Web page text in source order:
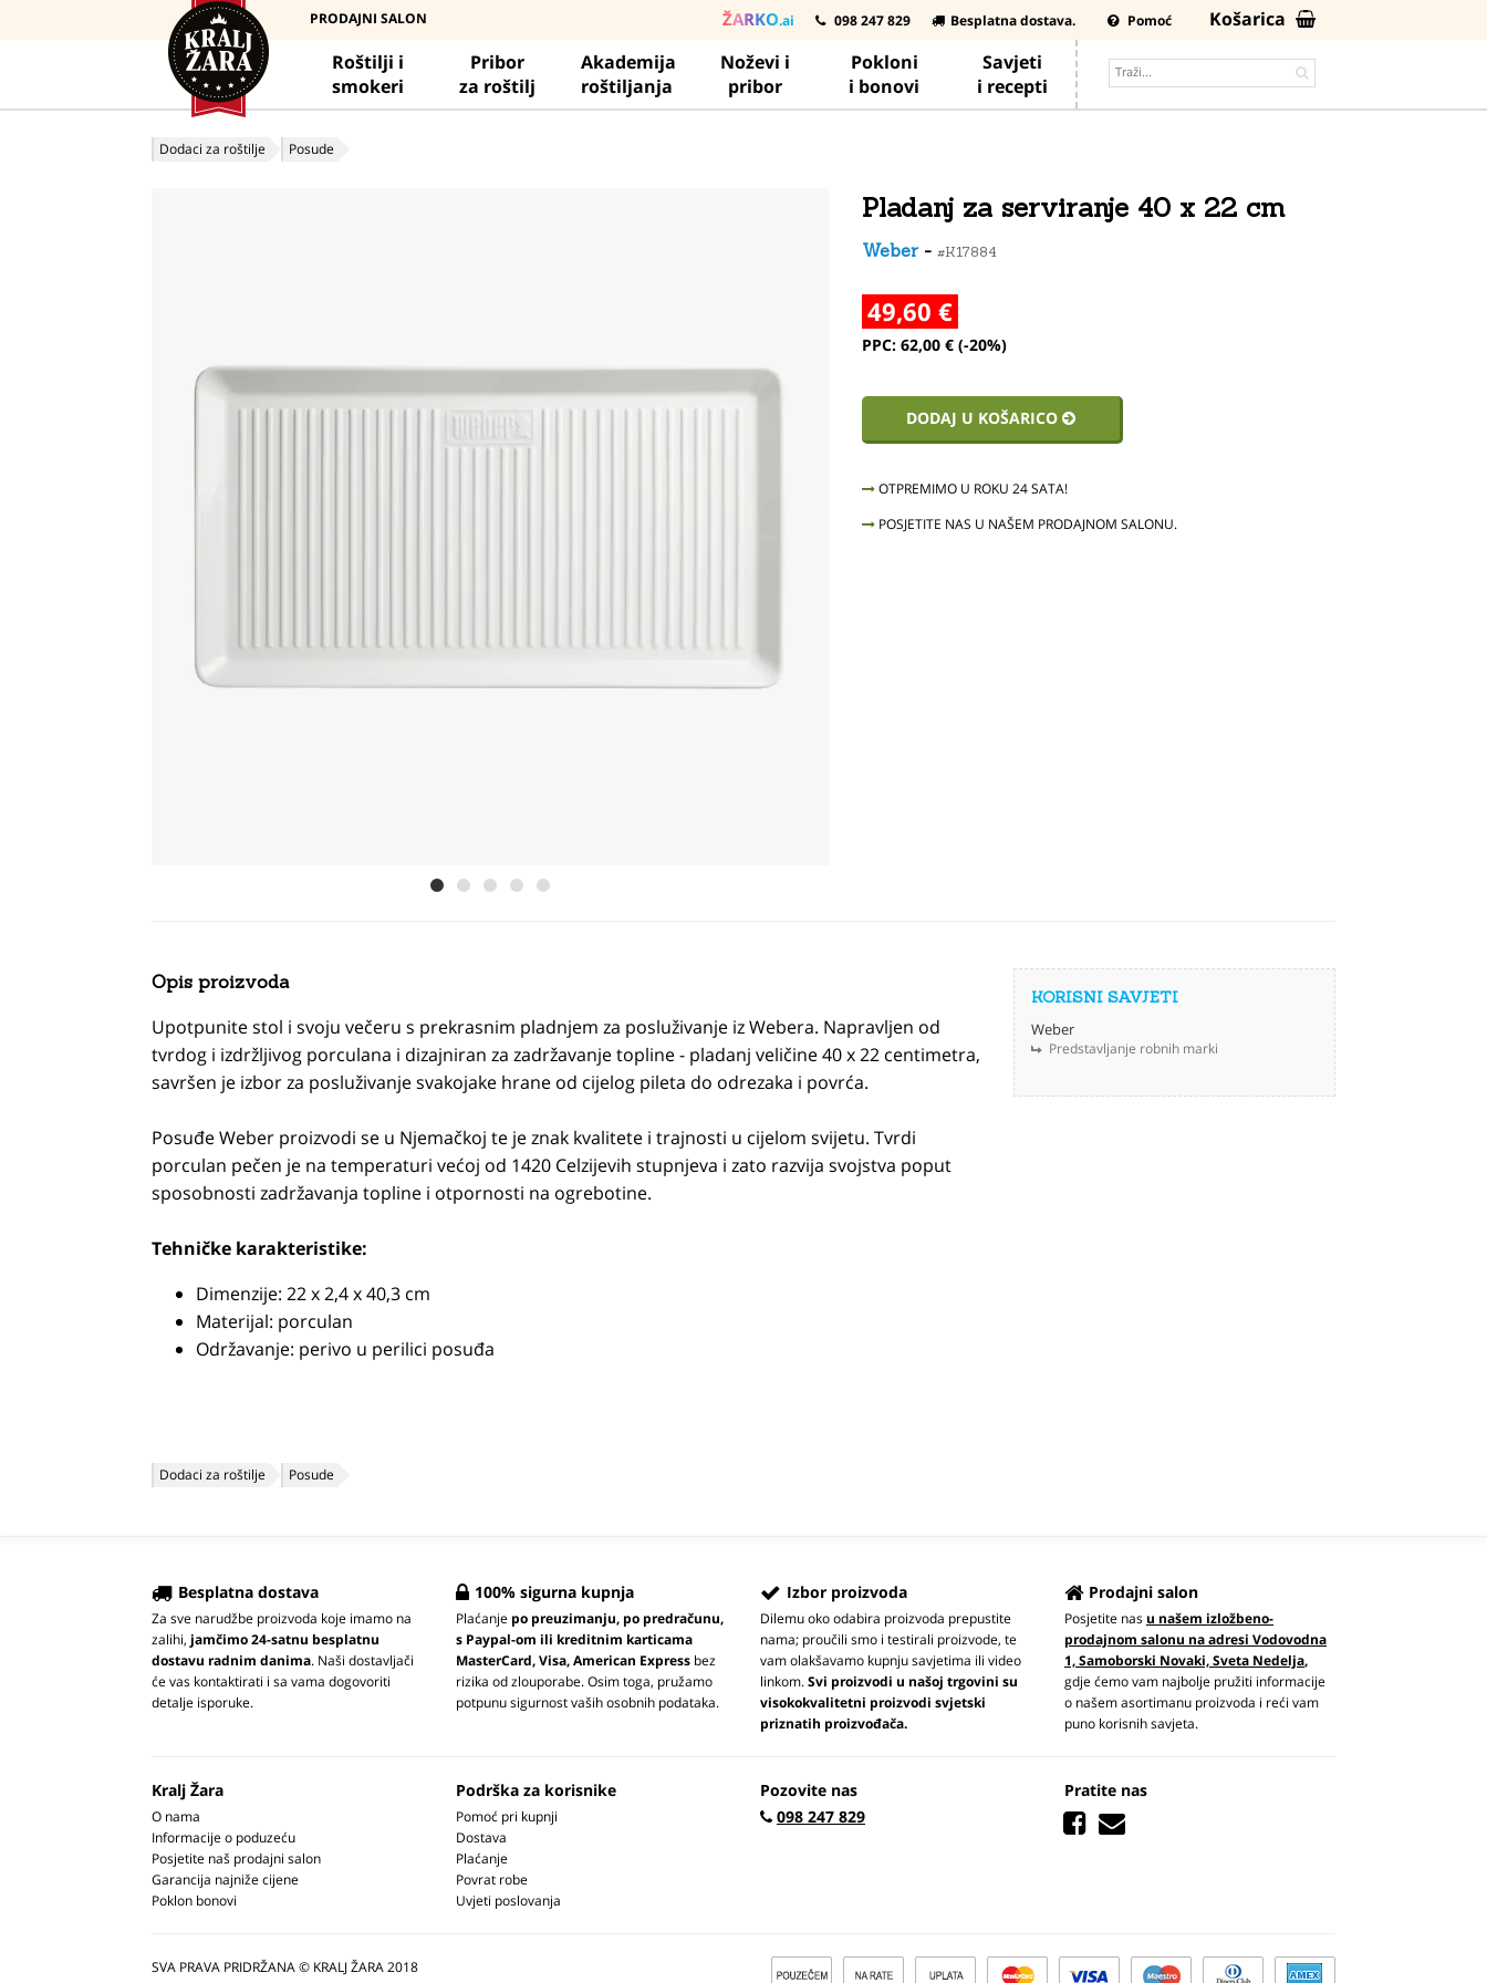
PRODAJNI SALON ŽARKO.ai 098 247 829 Besplatna dostava. Pomoć
Košarica
Roštilji i
smokeri
Pribor
za roštilj
Akademija
roštiljanja
Noževi i
pribor
Pokloni
i bonovi
Savjeti
i recepti
Dodaci za roštilje Posude
Pladanj za serviranje 40 x 22 cm
Weber- #K17884
49,60 €
PPC: 62,00 € (-20%)
DODAJ U KOŠARICO
OTPREMIMO U ROKU 24 SATA!
POSJETITE NAS U NAŠEM PRODAJNOM SALONU.
Opis proizvoda
Upotpunite stol i svoju večeru s prekrasnim pladnjem za posluživanje iz Webera. Napravljen od
tvrdog i izdržljivog porculana i dizajniran za zadržavanje topline - pladanj veličine 40 x 22 centimetra,
savršen je izbor za posluživanje svakojake hrane od cijelog pileta do odrezaka i povrća.
Posuđe Weber proizvodi se u Njemačkoj te je znak kvalitete i trajnosti u cijelom svijetu. Tvrdi
porculan pečen je na temperaturi većoj od 1420 Celzijevih stupnjeva i zato razvija svojstva poput
sposobnosti zadržavanja topline i otpornosti na ogrebotine.
Tehničke karakteristike:
Dimenzije: 22 x 2,4 x 40,3 cm
Materijal: porculan
Održavanje: perivo u perilici posuđa
KORISNI SAVJETI
Weber
Predstavljanje robnih marki
Dodaci za roštilje Posude
Besplatna dostava
Za sve narudžbe proizvoda koje imamo na
zalihi, jamčimo 24-satnu besplatnu
dostavu radnim danima. Naši dostavljači
će vas kontaktirati i sa vama dogovoriti
detalje isporuke.
100% sigurna kupnja
Plaćanje po preuzimanju, po predračunu,
s Paypal-om ili kreditnim karticama
MasterCard, Visa, American Express bez
rizika od zlouporabe. Osim toga, pružamo
potpunu sigurnost vaših osobnih podataka.
Izbor proizvoda
Dilemu oko odabira proizvoda prepustite
nama; proučili smo i testirali proizvode, te
vam olakšavamo kupnju savjetima ili video
linkom.Svi proizvodi u našoj trgovini su
visokokvalitetni proizvodi svjetski
priznatih proizvođača.
Prodajni salon
Posjetite nasu našem izložbeno-
prodajnom salonu na adresi Vodovodna
1, Samoborski Novaki, Sveta Nedelja,
gdje ćemo vam najbolje pružiti informacije
o našem asortimanu proizvoda i reći vam
puno korisnih savjeta.
Kralj Žara
O nama
Informacije o poduzeću
Posjetite naš prodajni salon
Garancija najniže cijene
Poklon bonovi
Podrška za korisnike
Pomoć pri kupnji
Dostava
Plaćanje
Povrat robe
Uvjeti poslovanja
Pozovite nas
098 247 829
Pratite nas
SVA PRAVA PRIDRŽANA © KRALJ ŽARA 2018